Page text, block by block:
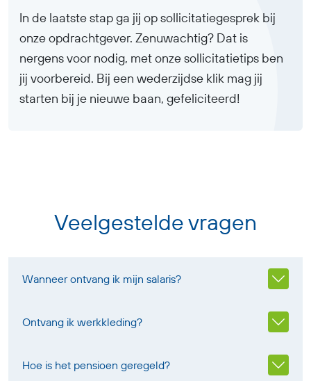
In de laatste stap ga jij op sollicitatiegesprek bij
onze opdrachtgever. Zenuwachtig? Dat is
nergens voor nodig, met onze sollicitatietips ben
jij voorbereid. Bij een wederzijdse klik mag jij
starten bij je nieuwe baan, gefeliciteerd!
Veelgestelde vragen
Wanneer ontvang ik mijn salaris?
Ontvang ik werkkleding?
Hoe is het pensioen geregeld?